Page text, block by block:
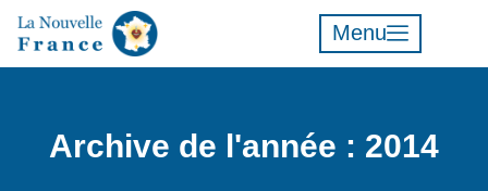
Menu
Archive de l'année : 2014